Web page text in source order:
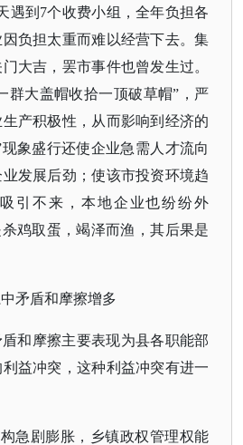
遇到7个收费小组，全年负担各
负担太重而难以经营下去。集
大吉，罢市事件也曾发生过。
群大盖帽收拾一顶破草帽”，严
产积极性，从而影响到经济的
象盛行还使企业急需人才流向
发展后劲；使该市投资环境趋
引不来，本地企业也纷纷外
鸡取蛋，竭泽而渔，其后果是
矛盾和摩擦增多
和摩擦主要表现为县各职能部
益冲突，这种利益冲突有进一
急剧膨胀，乡镇政权管理权能